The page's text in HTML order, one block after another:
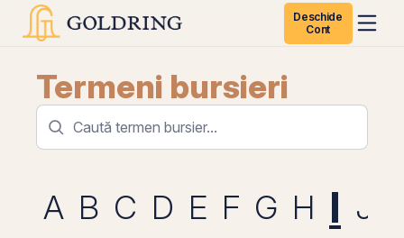
Deschide
Cont
Termeni bursieri
A B C D E F G H I J